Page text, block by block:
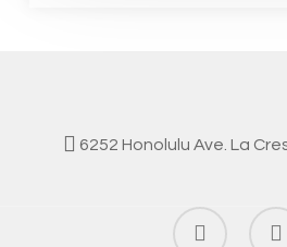
6252 Honolulu Ave. La
facebook